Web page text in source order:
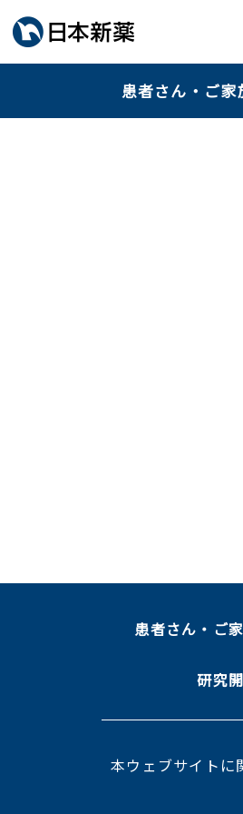
患者さん・ご家
患者さん・ご
研究
本ウェブサイトに